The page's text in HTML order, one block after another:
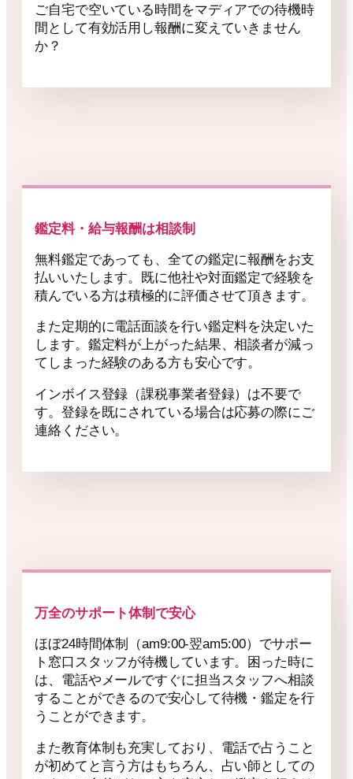
ご自宅で空いている時間をマディアでの待機時
間として有効活用し報酬に変えていきません
か？
鑑定料・給与報酬は相談制
無料鑑定であっても、全ての鑑定に報酬をお支
払いいたします。既に他社や対面鑑定で経験を
積んでいる方は積極的に評価させて頂きます。
また定期的に電話面談を行い鑑定料を決定いた
します。鑑定料が上がった結果、相談者が減っ
てしまった経験のある方も安心です。
インボイス登録（課税事業者登録）は不要で
す。登録を既にされている場合は応募の際にご
連絡ください。
万全のサポート体制で安心
ほぼ24時間体制（am9:00-翌am5:00）でサポー
ト窓口スタッフが待機しています。困った時に
は、電話やメールですぐに担当スタッフへ相談
することができるので安心して待機・鑑定を行
うことができます。
また教育体制も充実しており、電話で占うこと
が初めてと言う方はもちろん、占い師としての